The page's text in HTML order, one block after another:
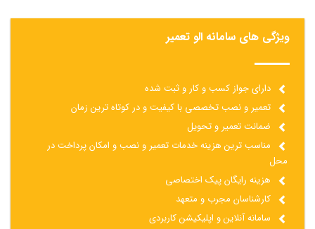
ویژگی های سامانه الو تعمیر
دارای جواز کسب و کار و ثبت شده
تعمیر و نصب تخصصی با کیفیت و در کوتاه ترین زمان
ضمانت تعمیر و تحویل
مناسب ترین هزینه خدمات تعمیر و نصب و امکان پرداخت در
محل
هزینه رایگان پیک اختصاصی
کارشناسان مجرب و متعهد
سامانه آنلاین و اپلیکیشن کاربردی